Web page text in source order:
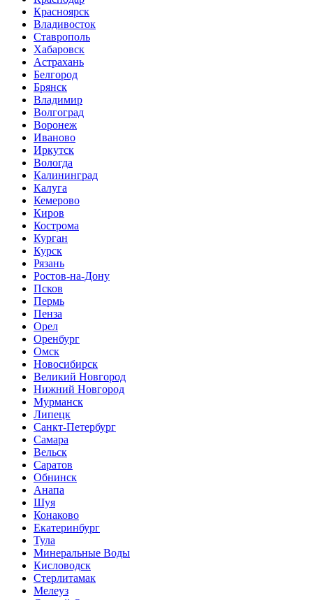
Красноярск
Владивосток
Ставрополь
Хабаровск
Астрахань
Белгород
Брянск
Владимир
Волгоград
Воронеж
Иваново
Иркутск
Вологда
Калининград
Калуга
Кемерово
Киров
Кострома
Курган
Курск
Рязань
Ростов-на-Дону
Псков
Пермь
Пенза
Орел
Оренбург
Омск
Новосибирск
Великий Новгород
Нижний Новгород
Мурманск
Липецк
Санкт-Петербург
Самара
Вельск
Саратов
Обнинск
Анапа
Шуя
Конаково
Екатеринбург
Тула
Минеральные Воды
Кисловодск
Стерлитамак
Мелеуз